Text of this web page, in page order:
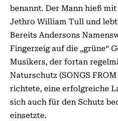
benannt. Der Mann hieß
Jethro William Tull und
Bereits Andersons
Fingerzeig auf die „grüne“
Musikers, der fortan
Naturschutz (SONGS FROM
richtete, eine erfolgreiche
sich auch für den Schutz
einsetzte.